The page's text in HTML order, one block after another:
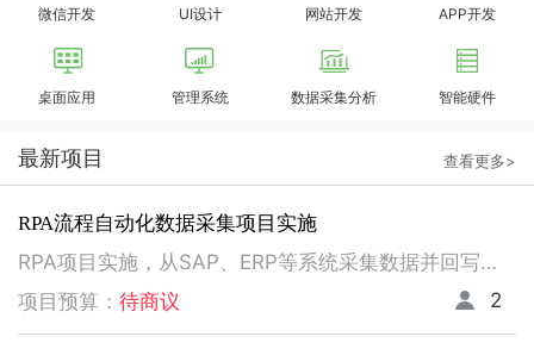
微信开发 UI设计 网站开发 APP开发
桌面应用 管理系统 数据采集分析 智能硬件
最新项目 查看更多>
RPA流程自动化数据采集项目实施
RPA项目实施，从SAP、ERP等系统采集数据并回写。请注意以下要求，不符合者请勿扰！ 1、熟悉掌握国内主流RPA设计实施，如弘玑、来也、艺赛旗等产品； 2、有大中型企业RPA流程设计、实施项目经验； 3、非远程、需要现场实施！！！！！！！
项目预算： 待商议 2